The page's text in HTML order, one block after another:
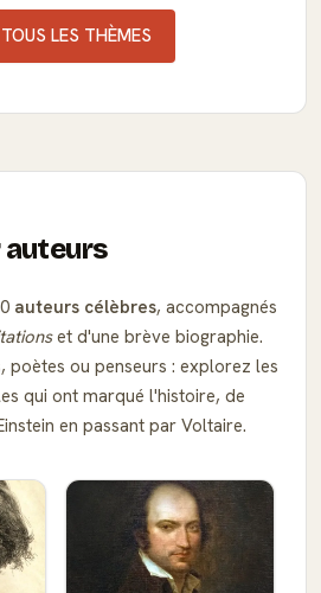
LES THÈMES
auteurs célèbres, accompagnés
et d'une brève biographie.
poètes ou penseurs : explorez les
qui ont marqué l'histoire, de
en passant par Voltaire.